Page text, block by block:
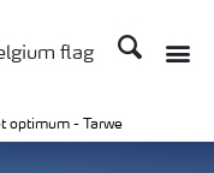
Zoek op
optimum - Tarwe